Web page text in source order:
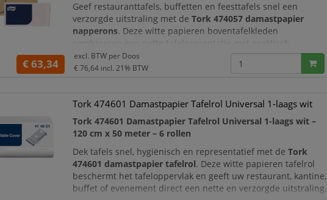
Geef restauranttafels, buffetten en feesttafels snel een
verzorgde uitstraling met deTork 474057 damastpapier
napperons. Deze witte papieren boventafelkleden
combineren een nette tafelpresentatie met praktisch
gebruiksgemak en zijn geschikt voor uiteenlopende
professionele horeca-, catering- en
Iedere napperon heeft uitgevouwen een for
€ 63,34
excl. BTW per Doos
€ 76,64 incl. 21% BTW
Tork 474601 Damastpapier Tafelrol Universal 1-laags wit
Tork 474601 Damastpapier Tafelrol Universal 1-laags wit –
120 cm x 50 meter – 6 rollen
Dek tafels snel, hygiënisch en representatief met deTork
474601 damastpapier tafelrol. Deze witte papieren tafelrol
beschermt het tafeloppervlak en geeft uw restaurant, kantine,
buffet of evenement direct een nette en verzorgde uitstraling.